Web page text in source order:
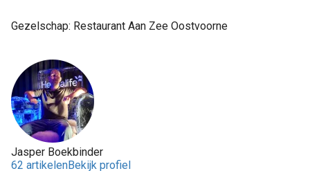
Gezelschap: Restaurant Aan Zee Oostvoorne
Jasper Boekbinder
62 artikelenBekijk profiel